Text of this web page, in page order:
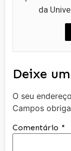
da
Deixe
O seu
Campos
Comentário *